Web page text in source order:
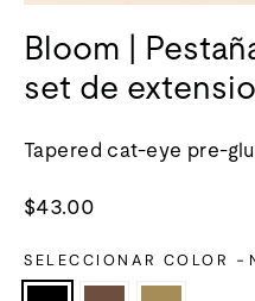
Bloom |
set de
Tapered cat-eye pre-
Precio
$43.00
SELECCIONAR COLOR -